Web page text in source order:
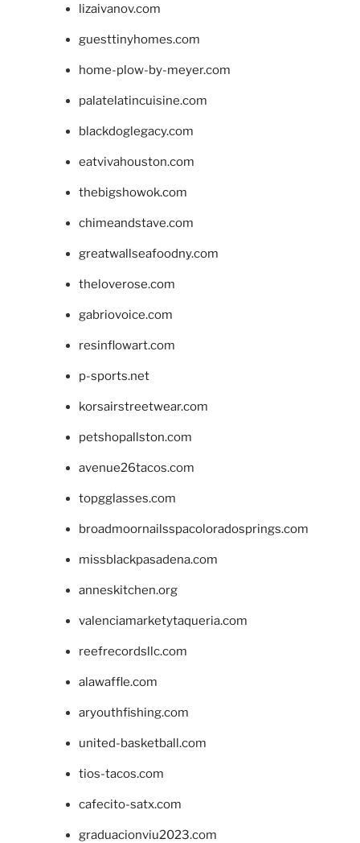
lizaivanov.com
guesttinyhomes.com
home-plow-by-meyer.com
palatelatincuisine.com
blackdoglegacy.com
eatvivahouston.com
thebigshowok.com
chimeandstave.com
greatwallseafoodny.com
theloverose.com
gabriovoice.com
resinflowart.com
p-sports.net
korsairstreetwear.com
petshopallston.com
avenue26tacos.com
topgglasses.com
broadmoornailsspacoloradosprings.com
missblackpasadena.com
anneskitchen.org
valenciamarketytaqueria.com
reefrecordsllc.com
alawaffle.com
aryouthfishing.com
united-basketball.com
tios-tacos.com
cafecito-satx.com
graduacionviu2023.com